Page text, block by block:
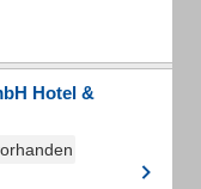
Hotel &